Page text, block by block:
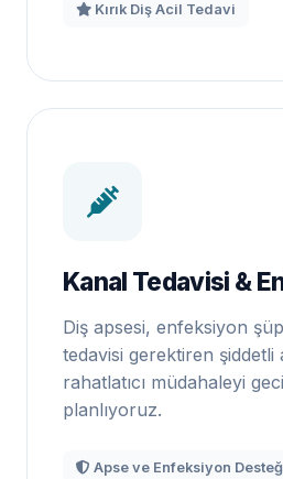
Kırık Diş Acil Tedavi
Kanal Tedavisi &
Diş apsesi, enfeksiyon
tedavisi gerektiren şiddetli
rahatlatıcı müdahaleyi
planlıyoruz.
Apse ve Enfeksiyon